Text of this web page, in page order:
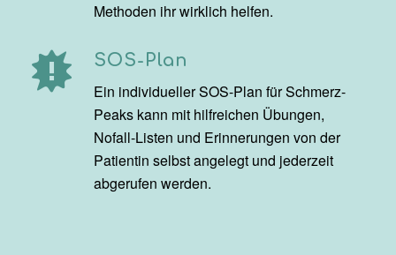
Methoden ihr wirklich helfen.
SOS-Plan
Ein individueller SOS-Plan für Schmerz-
Peaks kann mit hilfreichen Übungen,
Nofall-Listen und Erinnerungen von der
Patientin selbst angelegt und jederzeit
abgerufen werden.